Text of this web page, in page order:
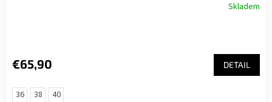
Skladem
€65,90 DETAIL
36 38 40